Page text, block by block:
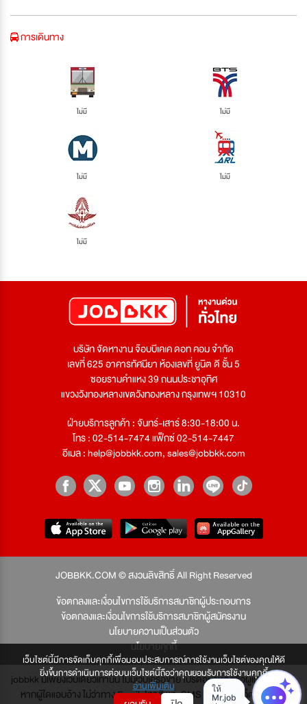
เว็บไซต์นี้มีการจัดเก็บคุกกี้เพื่อมอบประสบการณ์การใช้งานเว็บไซต์ของคุณให้ดี
ยิ่งขึ้นการดำเนินการต่อบนเว็บไซต์นี้ถือว่าคุณยอมรับการใช้งานคุกกี้
อ่านเพิ่มเติม
การเดินทาง
ไม่มี ไม่มี
ไม่มี ไม่มี
ไม่มี
บริษัท จัดหางาน จ๊อบบีเคเค ดอท คอม จำกัด
เลขที่ 625 อาคารทัศนียา ห้องเลขที่ ยูนิต ดี ชั้น 5
ซอยรามคำแหง 39 ถนนประชาอุทิศ
แขวงวังทองหลางเขตวังทองหลาง กรุงเทพฯ 10310
ฝ่ายบริการลูกค้า : จันทร์-เสาร์ 8:30-18:00 น.
โทร : 02-514-7474 แฟ็กซ์ 02-514-7447
อีเมล :help@jobbkk.com,sales@jobbkk.com
JOBBKK.COM © สงวนลิขสิทธิ์ All Right Reserved
ข้อตกลงและเงื่อนไขการใช้บริการสมาชิกผู้ประกอบการ
ข้อตกลงและเงื่อนไขการใช้บริการสมาชิกผู้สมัครงาน
นโยบายความเป็นส่วนตัว
นโยบายคุกกี้
jobbkk มีเพียงเว็บเดียวเท่านั้น ไม่มีเว็บเครือข่าย โปรดอย่าหลงเชื่อผู้แอบอ้าง และ
หากผู้ใดแอบอ้าง ไม่ว่าทาง Email, โทรศัพท์, SMS หรือทางใดก็ตาม จะถูก